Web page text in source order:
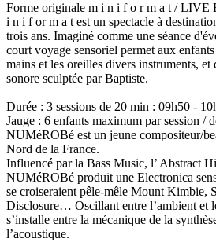
Forme originale m i n i f o r m a t /
i n i f or m a t est un spectacle à
trois ans. Imaginé comme une séance
court voyage sensoriel permet aux
mains et les oreilles divers instruments,
sonore sculptée par Baptiste.
Durée : 3 sessions de 20 min : 09h50 -
Jauge : 6 enfants maximum par session /
NUMéROBé est un jeune compositeur/
Nord de la France.
Influencé par la Bass Music, l’ Abstract
NUMéROBé produit une Electronica
se croiseraient pêle-mêle Mount Kimbie,
Disclosure… Oscillant entre l’ambient et
s’installe entre la mécanique de la
l’acoustique.